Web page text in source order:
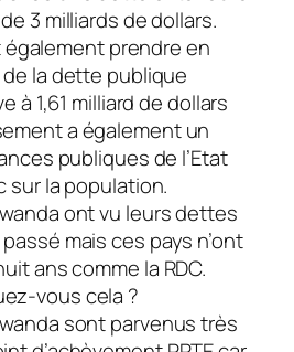
3 milliards de dollars.
également prendre en
la dette publique
à 1,61 milliard de dollars
a également un
publiques de l’Etat
sur la population.
ont vu leurs dettes
mais ces pays n’ont
ans comme la RDC.
vous cela ?
sont parvenus très